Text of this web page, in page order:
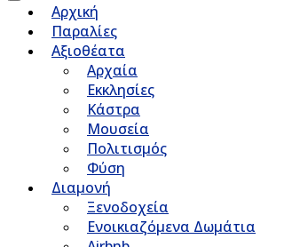
Αρχική
Παραλίες
Αξιοθέατα
Αρχαία
Εκκλησίες
Κάστρα
Μουσεία
Πολιτισμός
Φύση
Διαμονή
Ξενοδοχεία
Ενοικιαζόμενα Δωμάτια